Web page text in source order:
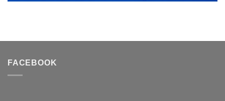
FACEBOOK